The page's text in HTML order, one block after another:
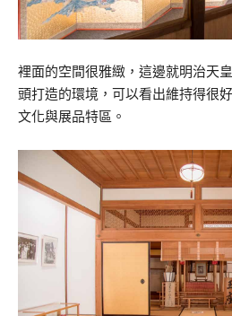
裡面的空間很雅緻，這邊就明治天
頭打造的環境，可以看出維持得很
文化與展品特區。